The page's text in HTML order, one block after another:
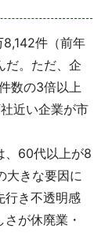
件（前年
だ。ただ、企
数の3倍以上
近い企業が市
、60代以上が8
大きな要因に
行き不透明感
が休廃業・